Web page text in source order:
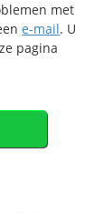
met
e-mail. U
pagina